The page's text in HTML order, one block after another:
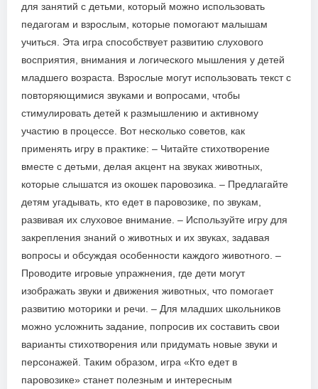
для занятий с детьми, который можно использовать
педагогам и взрослым, которые помогают малышам
учиться. Эта игра способствует развитию слухового
восприятия, внимания и логического мышления у детей
младшего возраста. Взрослые могут использовать текст с
повторяющимися звуками и вопросами, чтобы
стимулировать детей к размышлению и активному
участию в процессе. Вот несколько советов, как
применять игру в практике: – Читайте стихотворение
вместе с детьми, делая акцент на звуках животных,
которые слышатся из окошек паровозика. – Предлагайте
детям угадывать, кто едет в паровозике, по звукам,
развивая их слуховое внимание. – Используйте игру для
закрепления знаний о животных и их звуках, задавая
вопросы и обсуждая особенности каждого животного. –
Проводите игровые упражнения, где дети могут
изображать звуки и движения животных, что помогает
развитию моторики и речи. – Для младших школьников
можно усложнить задание, попросив их составить свои
варианты стихотворения или придумать новые звуки и
персонажей. Таким образом, игра «Кто едет в
паровозике» станет полезным и интересным